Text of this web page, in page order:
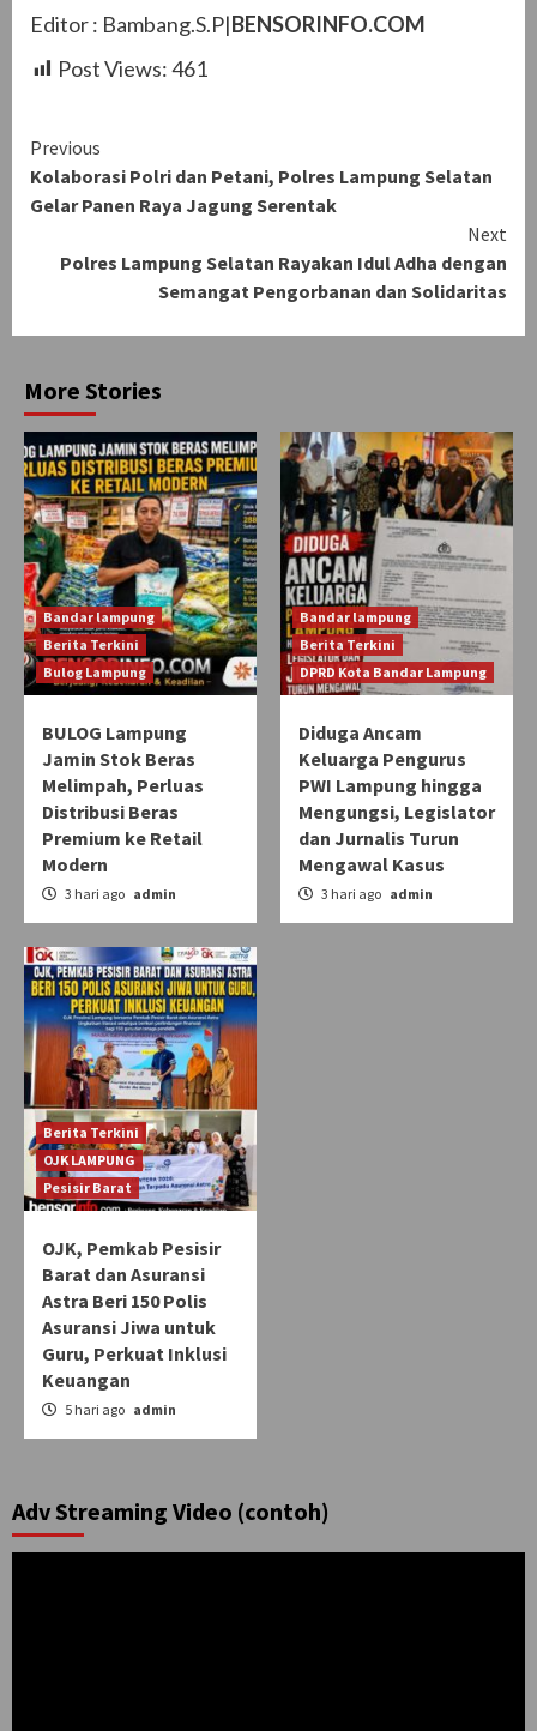
Editor : Bambang.S.P|BENSORINFO.COM
Post Views:461
Continue
Reading
Previous
Kolaborasi Polri dan Petani, Polres Lampung Selatan
Gelar Panen Raya Jagung Serentak
Next
Polres Lampung Selatan Rayakan Idul Adha dengan
Semangat Pengorbanan dan Solidaritas
More Stories
Bandar lampung
Berita Terkini
Bulog Lampung
BULOG Lampung
Jamin Stok Beras
Melimpah, Perluas
Distribusi Beras
Premium ke Retail
Modern
3 hari ago admin
Bandar lampung
Berita Terkini
DPRD Kota Bandar Lampung
Diduga Ancam
Keluarga Pengurus
PWI Lampung hingga
Mengungsi, Legislator
dan Jurnalis Turun
Mengawal Kasus
3 hari ago admin
Berita Terkini
OJK LAMPUNG
Pesisir Barat
OJK, Pemkab Pesisir
Barat dan Asuransi
Astra Beri 150 Polis
Asuransi Jiwa untuk
Guru, Perkuat Inklusi
Keuangan
5 hari ago admin
Adv Streaming Video (contoh)